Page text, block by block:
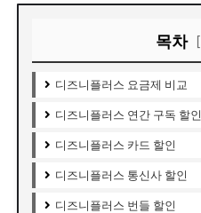
목차
디즈니플러스 요금제 비교
디즈니플러스 연간 구독 할인
디즈니플러스 카드 할인
디즈니플러스 통신사 할인
디즈니플러스 번들 할인